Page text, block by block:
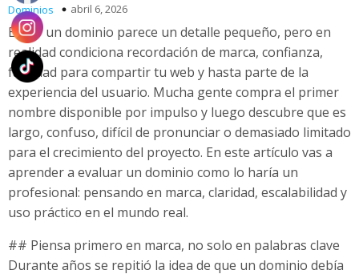
Dominios abril 6, 2026
Elegir un dominio parece un detalle pequeño, pero en
realidad condiciona recordación de marca, confianza,
facilidad para compartir tu web y hasta parte de la
experiencia del usuario. Mucha gente compra el primer
nombre disponible por impulso y luego descubre que es
largo, confuso, difícil de pronunciar o demasiado limitado
para el crecimiento del proyecto. En este artículo vas a
aprender a evaluar un dominio como lo haría un
profesional: pensando en marca, claridad, escalabilidad y
uso práctico en el mundo real.
## Piensa primero en marca, no solo en palabras clave
Durante años se repitió la idea de que un dominio debía